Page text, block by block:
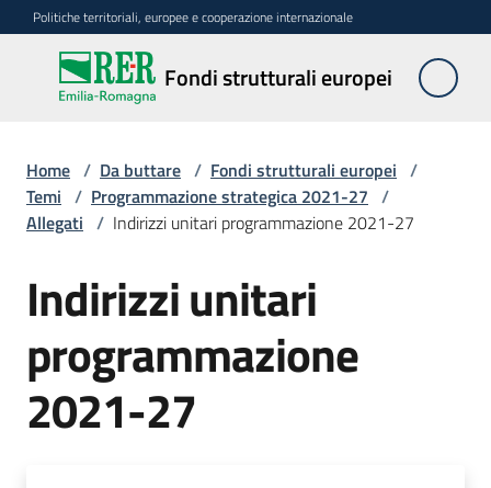
Vai al contenuto
Vai alla navigazione
Vai al footer
Politiche territoriali, europee e cooperazione internazionale
Fondi strutturali europei
Fondi
strutturali
Argomenti
Novità
Servizi
Home / Da buttare / Fondi strutturali europei /
Temi / Programmazione strategica 2021-27 /
Allegati / Indirizzi unitari programmazione 2021-27
Indirizzi unitari
programmazione
2021-27